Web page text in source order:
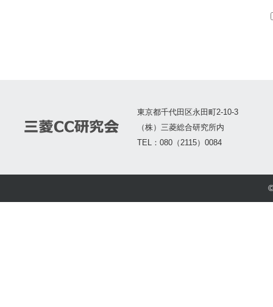
東京都千代田区永田町2-10-3
（株）三菱総合研究所内
TEL：080（2115）0084